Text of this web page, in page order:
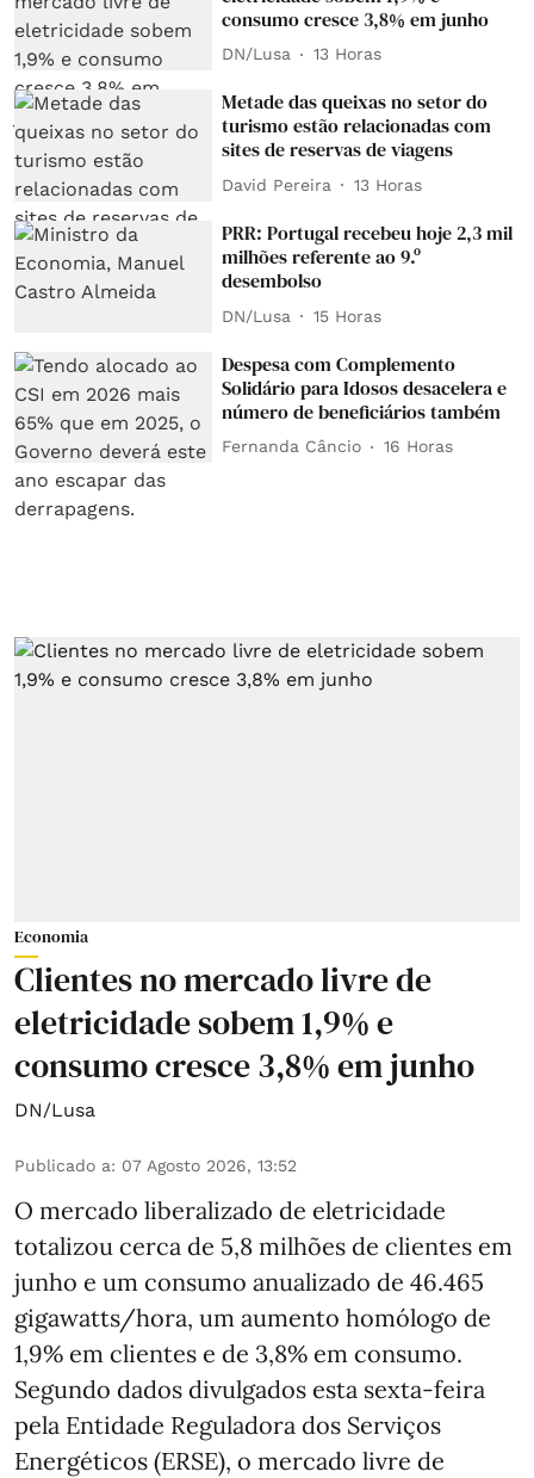
consumo cresce 3,8% em junho
DN/Lusa 13 Horas
Metade das queixas no setor do
turismo estão relacionadas com
sites de reservas de viagens
David Pereira 13 Horas
PRR: Portugal recebeu hoje 2,3 mil
milhões referente ao 9.º
desembolso
DN/Lusa 15 Horas
Despesa com Complemento
Solidário para Idosos desacelera e
número de beneficiários também
Fernanda Câncio 16 Horas
Economia
Clientes no mercado livre de
eletricidade sobem 1,9% e
consumo cresce 3,8% em junho
DN/Lusa
Publicado a: 07 Agosto 2026, 13:52
O mercado liberalizado de eletricidade
totalizou cerca de 5,8 milhões de clientes em
junho e um consumo anualizado de 46.465
gigawatts/hora, um aumento homólogo de
1,9% em clientes e de 3,8% em consumo.
Segundo dados divulgados esta sexta-feira
pela Entidade Reguladora dos Serviços
Energéticos (ERSE), o mercado livre de